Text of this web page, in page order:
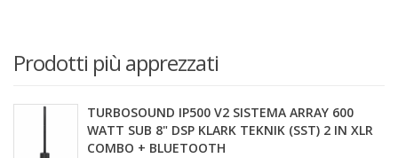
2.079,40€.2.028,41€.
Prodotti più apprezzati
TURBOSOUND IP500 V2 SISTEMA ARRAY 600
WATT SUB 8" DSP KLARK TEKNIK (SST) 2 IN XLR
COMBO + BLUETOOTH